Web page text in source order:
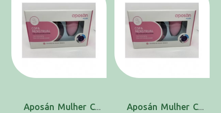
Aposán Mulher Copo menstrual L Silicone + Est... Aposán Mulher Copo menstrual S Silicone + Est...